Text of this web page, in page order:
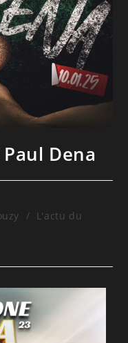
Dena
/ L'actu du